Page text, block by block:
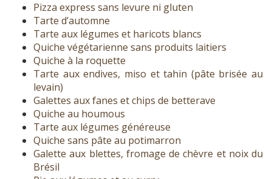
Pizza express sans levure ni gluten
Tarte d’automne
Tarte aux légumes et haricots blancs
Quiche végétarienne sans produits laitiers
Quiche à la roquette
Tarte aux endives, miso et tahin (pâte brisée au
levain)
Galettes aux fanes et chips de betterave
Quiche au houmous
Tarte aux légumes généreuse
Quiche sans pâte au potimarron
Galette aux blettes, fromage de chèvre et noix du
Brésil